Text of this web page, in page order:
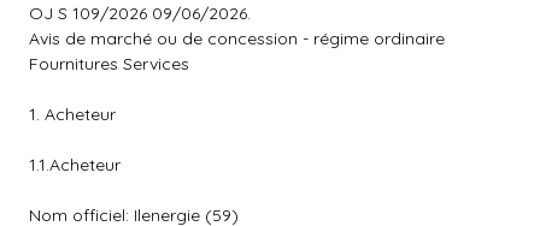
OJ S 109/2026 09/06/2026.
Avis de marché ou de concession - régime ordinaire
Fournitures Services
1. Acheteur
1.1.Acheteur
Nom officiel: Ilenergie (59)